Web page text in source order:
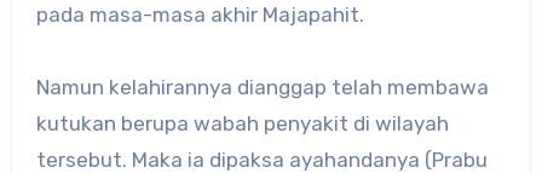
pada masa-masa akhir Majapahit.
Namun kelahirannya dianggap telah membawa
kutukan berupa wabah penyakit di wilayah
tersebut. Maka ia dipaksa ayahandanya (Prabu